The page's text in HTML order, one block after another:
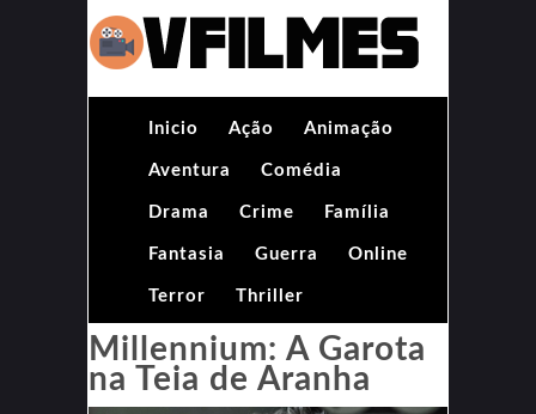
Inicio Ação Animação
Aventura Comédia
Drama Crime Família
Fantasia Guerra Online
Terror Thriller
Millennium: A Garota
na Teia de Aranha